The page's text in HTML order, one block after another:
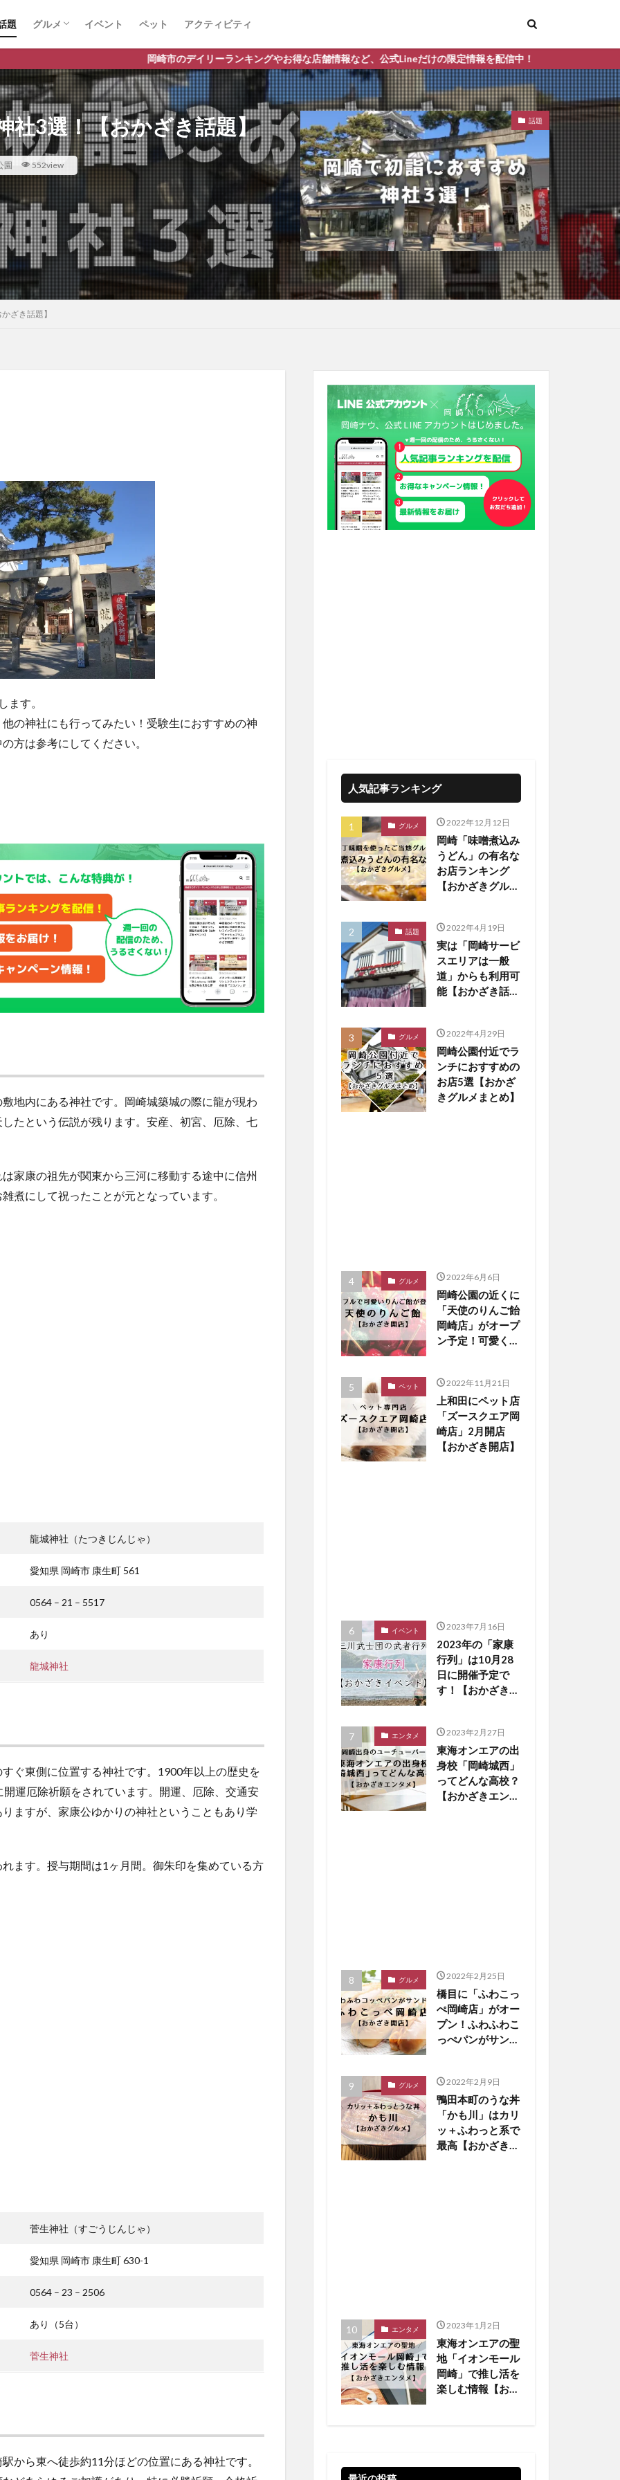
題 グルメ イベント ペット アクティビティ
岡崎市のデイリーランキングやお得な店舗情報など、公式Lineだけの限定情報を配信中！
社3選！【おかざき話題】
園 552view
話題
ざき話題】
ます。
の神社にも行ってみたい！受験生におすすめの神
方は参考にしてください。
地内にある神社です。岡崎城築城の際に龍が現わ
たという伝説が残ります。安産、初宮、厄除、七
家康の祖先が関東から三河に移動する途中に信州
煮にして祝ったことが元となっています。
龍城神社（たつきじんじゃ）
愛知県 岡崎市 康生町 561
0564 – 21 – 5517
あり
龍城神社
ぐ東側に位置する神社です。1900年以上の歴史を
運厄除祈願をされています。開運、厄除、交通安
ますが、家康公ゆかりの神社ということもあり学
ます。授与期間は1ヶ月間。御朱印を集めている方
菅生神社（すごうじんじゃ）
愛知県 岡崎市 康生町 630-1
0564 – 23 – 2506
あり（5台）
菅生神社
から東へ徒歩約11分ほどの位置にある神社です。
人気記事ランキング
グルメ 2022年12月12日
岡崎「味噌煮込み
うどん」の有名な
お店ランキング
【おかざきグル
話題 2022年4月19日
実は「岡崎サービ
スエリアは一般
道」からも利用可
能【おかざき話
グルメ 2022年4月29日
岡崎公園付近でラ
ンチにおすすめの
お店5選【おかざ
きグルメまとめ】
グルメ 2022年6月6日
岡崎公園の近くに
「天使のりんご飴
岡崎店」がオープ
ン予定！可愛くパ
店】
ペット 2022年11月21日
上和田にペット店
「ズースクエア岡
崎店」2月開店
【おかざき開店】
イベント 2023年7月16日
2023年の「家康
行列」は10月28
日に開催予定で
す！【おかざきイ
エンタメ 2023年2月27日
東海オンエアの出
身校「岡崎城西」
ってどんな高校？
【おかざきエンタ
グルメ 2022年2月25日
橋目に「ふわこっ
ぺ岡崎店」がオー
プン！ふわふわこ
っぺパンがサンド
グルメ 2022年2月9日
鴨田本町のうな丼
「かも川」はカリ
ッ＋ふわっと系で
最高【おかざきグ
エンタメ 2023年1月2日
東海オンエアの聖
地「イオンモール
岡崎」で推し活を
楽しむ情報【おか